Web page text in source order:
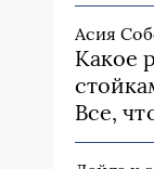
Асия
Какое
Все,